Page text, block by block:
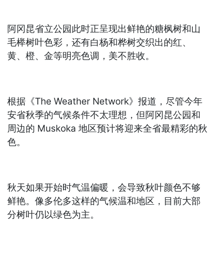
阿冈昆省立公园此时正呈现出鲜艳的糖枫树和山
毛榉树叶色彩，还有白杨和桦树交织出的红、
黄、橙、金等明亮色调，美不胜收。
根据《The Weather Network》报道，尽管今年
安省秋季的气候条件不太理想，但阿冈昆公园和
周边的 Muskoka 地区预计将迎来全省最精彩的秋
色。
秋天如果开始时气温偏暖，会导致秋叶颜色不够
鲜艳。像多伦多这样的气候温和地区，目前大部
分树叶仍以绿色为主。